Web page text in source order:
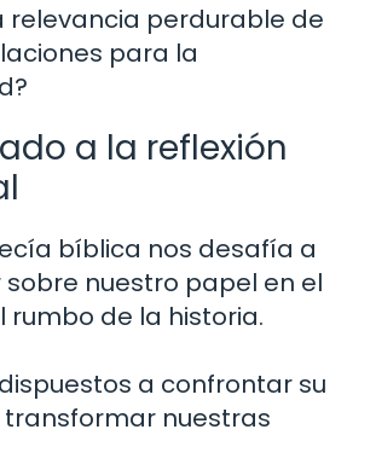
relevancia perdurable de
para la
a la reflexión
bíblica nos desafía a
sobre nuestro papel en el
rumbo de la historia.
a confrontar su
transformar nuestras